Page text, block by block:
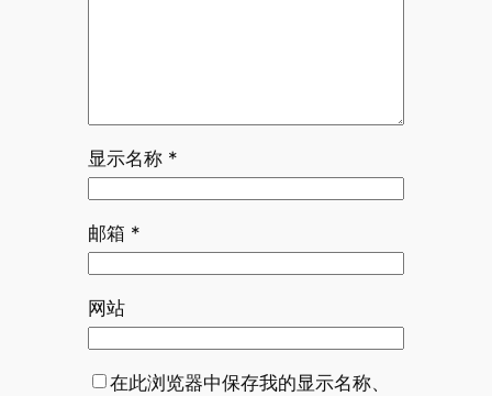
显示名称 *
邮箱 *
网站
在此浏览器中保存我的显示名称、